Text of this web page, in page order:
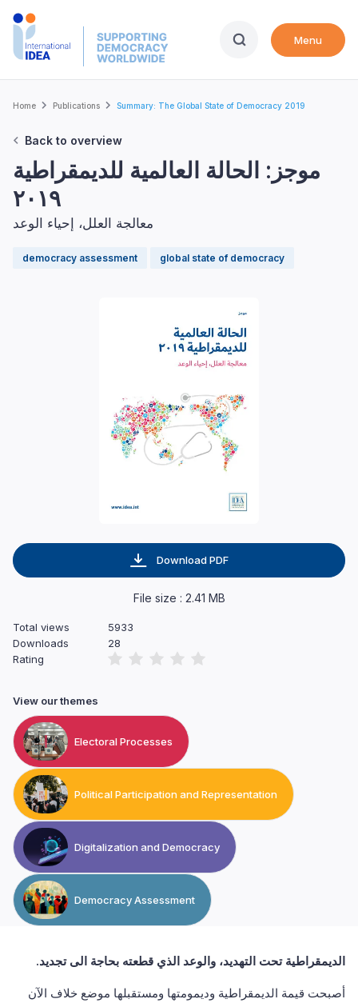
Skip
Menu
Breadcrumb
Home Publications Summary: The Global State of Democracy 2019
Back to overview
الديمقراطية تحت التهديد، والوعد الذي قطعته بحاجة الى تجديد.
أصبحت قيمة الديمقراطية وديمومتها ومستقبلها موضع خلاف الآن
موجز: الحالة العالمية للديمقراطية
٢٠١٩
معالجة العلل، إحياء الوعد
democracy assessment global state of democracy
Download PDF
File size : 2.41 MB
Total views
5933
Downloads
28
Rating
View our themes
Electoral Processes
Political Participation and Representation
Digitalization and Democracy
Democracy Assessment